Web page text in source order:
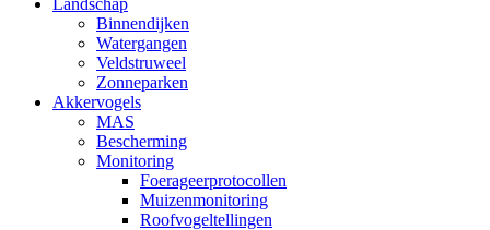
Landschap
Binnendijken
Watergangen
Veldstruweel
Zonneparken
Akkervogels
MAS
Bescherming
Monitoring
Foerageerprotocollen
Muizenmonitoring
Roofvogeltellingen